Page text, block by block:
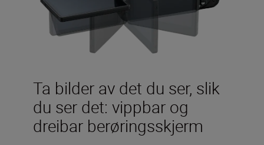
Ta bilder av det du ser, slik
du ser det: vippbar og
dreibar berøringsskjerm